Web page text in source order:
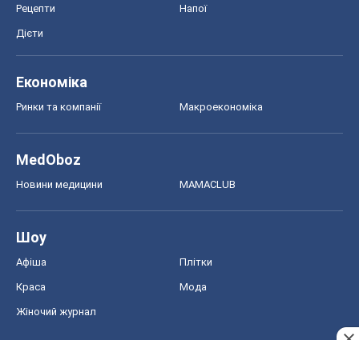
Рецепти Напої
Дієти
Економіка
Ринки та компанії Макроекономіка
MedOboz
Новини медицини MAMACLUB
Шоу
Афіша Плітки
Краса Мода
Жіночий журнал